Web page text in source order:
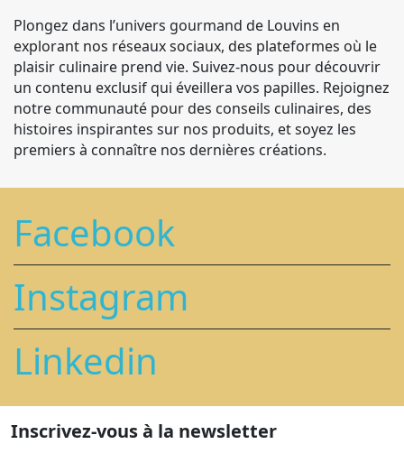
Plongez dans l’univers gourmand de Louvins en
explorant nos réseaux sociaux, des plateformes où le
plaisir culinaire prend vie. Suivez-nous pour découvrir
un contenu exclusif qui éveillera vos papilles. Rejoignez
notre communauté pour des conseils culinaires, des
histoires inspirantes sur nos produits, et soyez les
premiers à connaître nos dernières créations.
Facebook
Instagram
Linkedin
Inscrivez-vous à la newsletter